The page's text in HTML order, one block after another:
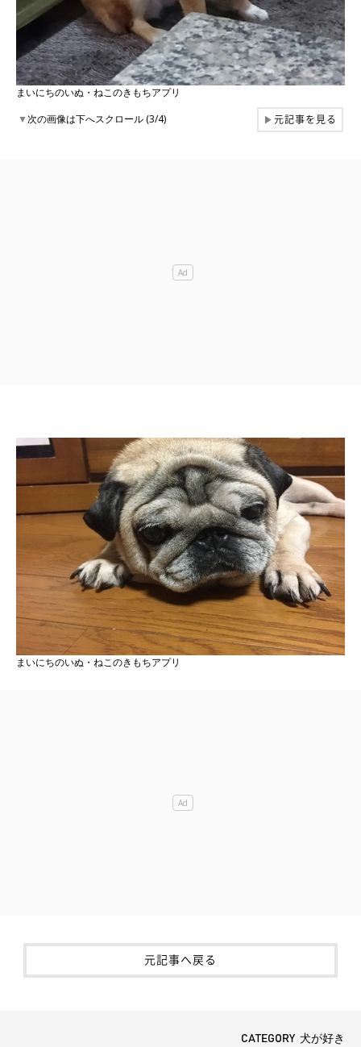
まいにちのいぬ・ねこのきもちアプリ
▼次の画像は下へスクロール (3/4) ▶元記事を見る
まいにちのいぬ・ねこのきもちアプリ
元記事へ戻る
CATEGORY 犬が好き